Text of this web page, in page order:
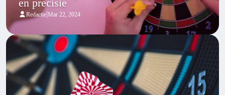
en precisie
Redactie|Mar 22, 2024